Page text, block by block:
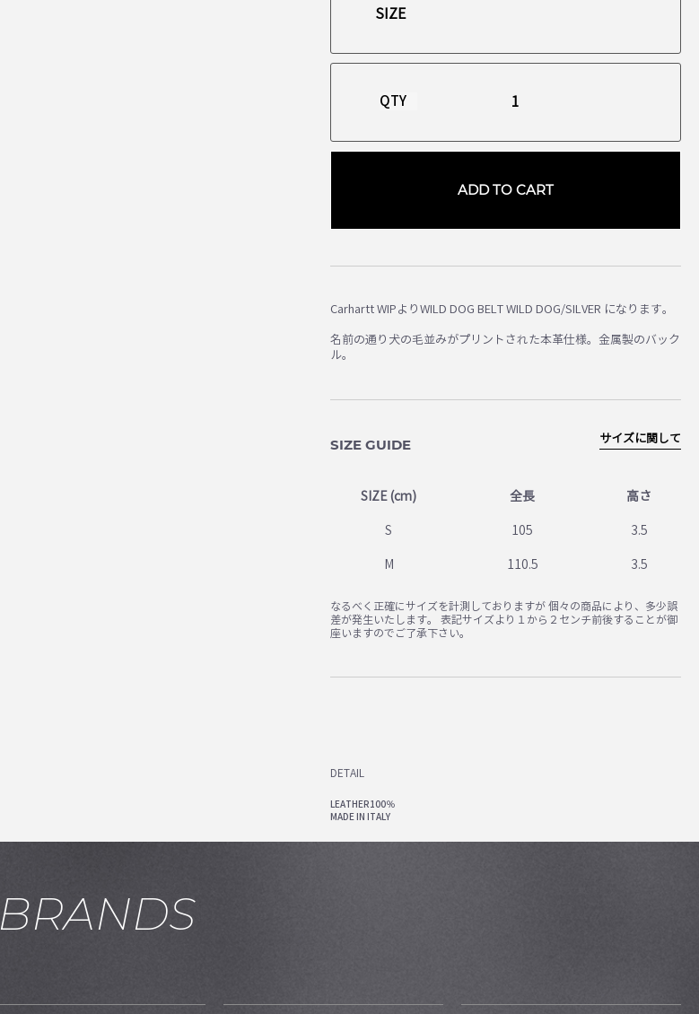
QTY
ADD TO CART
Carhartt WIPよりWILD DOG BELT WILD DOG/SILVER になります。
名前の通り犬の毛並みがプリントされた本革仕様。金属製のバック
ル。
SIZE GUIDE
SIZE (cm) 全長 高さ
S 105 3.5
M 110.5 3.5
サイズに関して
なるべく正確にサイズを計測しておりますが 個々の商品により、多少誤
差が発生いたします。 表記サイズより１から２センチ前後することが御
座いますのでご了承下さい。
DETAIL
LEATHER100％
MADE IN ITALY
BRANDS